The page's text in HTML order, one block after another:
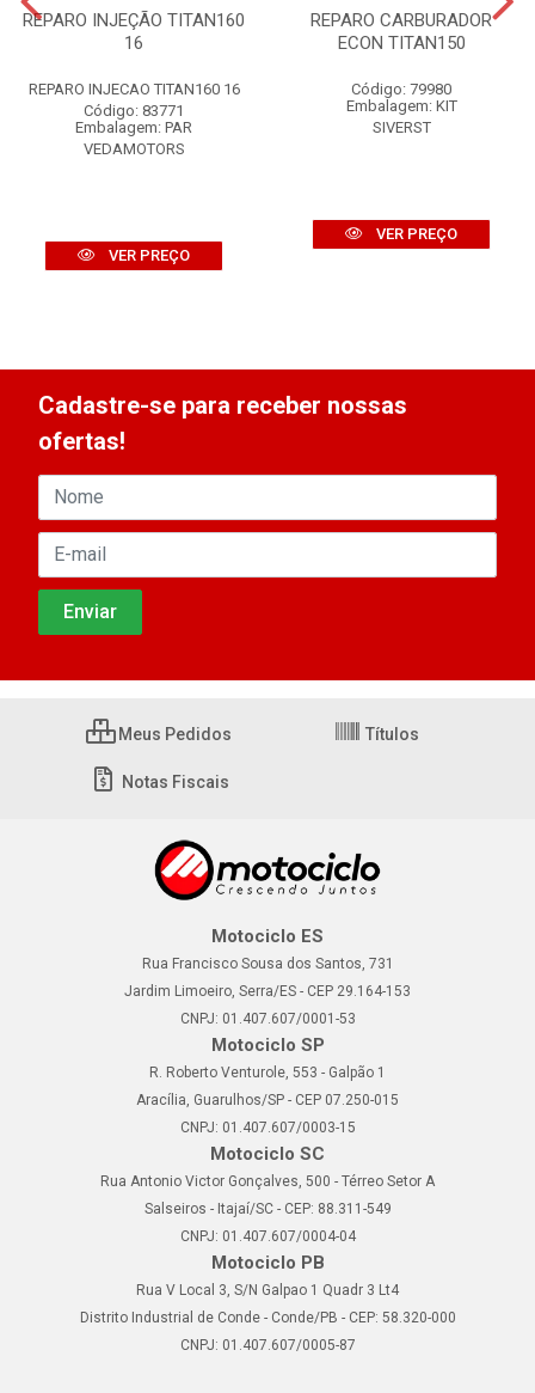
REPARO INJEÇÃO TITAN160
16
REPARO INJECAO TITAN160 16
Código: 83771
Embalagem: PAR
VEDAMOTORS
VER PREÇO
REPARO CARBURADOR
ECON TITAN150
Código: 79980
Embalagem: KIT
SIVERST
VER PREÇO
Cadastre-se para receber nossas
ofertas!
Meus Pedidos Títulos
Notas Fiscais
Motociclo ES
Rua Francisco Sousa dos Santos, 731
Jardim Limoeiro, Serra/ES - CEP 29.164-153
CNPJ: 01.407.607/0001-53
Motociclo SP
R. Roberto Venturole, 553 - Galpão 1
Aracília, Guarulhos/SP - CEP 07.250-015
CNPJ: 01.407.607/0003-15
Motociclo SC
Rua Antonio Victor Gonçalves, 500 - Térreo Setor A
Salseiros - Itajaí/SC - CEP: 88.311-549
CNPJ: 01.407.607/0004-04
Motociclo PB
Rua V Local 3, S/N Galpao 1 Quadr 3 Lt4
Distrito Industrial de Conde - Conde/PB - CEP: 58.320-000
CNPJ: 01.407.607/0005-87